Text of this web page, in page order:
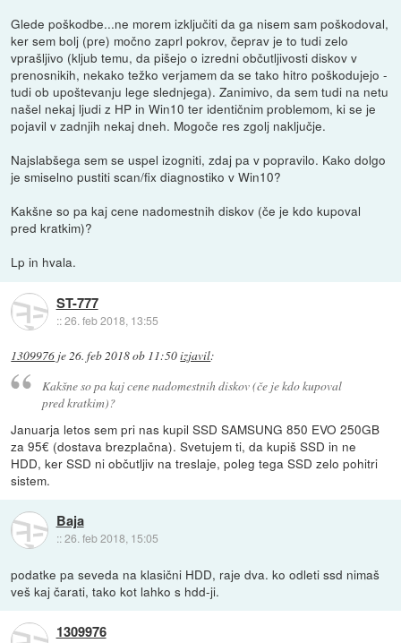
Glede poškodbe...ne morem izključiti da ga nisem sam poškodoval,
ker sem bolj (pre) močno zaprl pokrov, čeprav je to tudi zelo
vprašljivo (kljub temu, da pišejo o izredni občutljivosti diskov v
prenosnikih, nekako težko verjamem da se tako hitro poškodujejo -
tudi ob upoštevanju lege slednjega). Zanimivo, da sem tudi na netu
našel nekaj ljudi z HP in Win10 ter identičnim problemom, ki se je
pojavil v zadnjih nekaj dneh. Mogoče res zgolj naključje.
Najslabšega sem se uspel izogniti, zdaj pa v popravilo. Kako dolgo
je smiselno pustiti scan/fix diagnostiko v Win10?
Kakšne so pa kaj cene nadomestnih diskov (če je kdo kupoval
pred kratkim)?
Lp in hvala.
ST-777
::26. feb 2018, 13:55
1309976 je26. feb 2018 ob 11:50izjavil:
Kakšne so pa kaj cene nadomestnih diskov (če je kdo kupoval
pred kratkim)?
Januarja letos sem pri nas kupil SSD SAMSUNG 850 EVO 250GB
za 95€ (dostava brezplačna). Svetujem ti, da kupiš SSD in ne
HDD, ker SSD ni občutljiv na treslaje, poleg tega SSD zelo pohitri
sistem.
Baja
::26. feb 2018, 15:05
podatke pa seveda na klasični HDD, raje dva. ko odleti ssd nimaš
veš kaj čarati, tako kot lahko s hdd-ji.
1309976